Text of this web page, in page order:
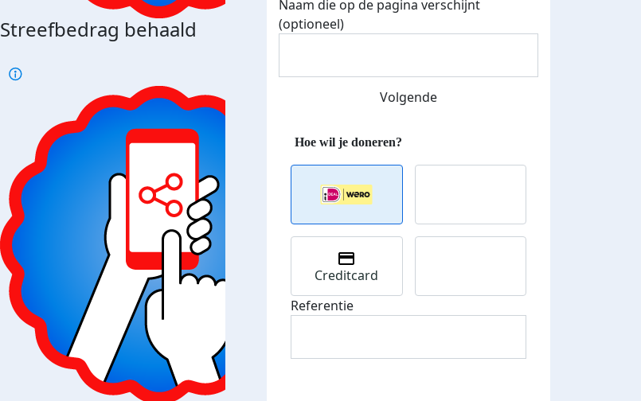
Streefbedrag behaald Streefbedrag verhoogd
Naam die op de pagina verschijnt
(optioneel)
Volgende
Creditcard
Referentie